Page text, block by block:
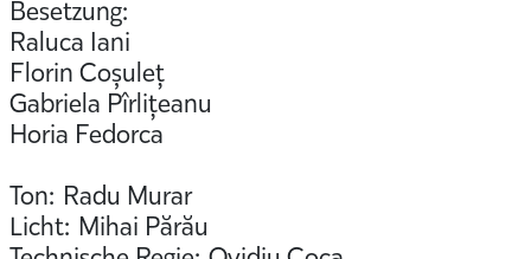
Besetzung:
Raluca Iani
Florin Coșuleț
Gabriela Pîrlițeanu
Horia Fedorca
Ton: Radu Murar
Licht: Mihai Părău